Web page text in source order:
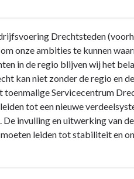
Drechtsteden
onze ambities te kunnen
in de regio blijven wij het
kan niet zonder de regio en
Servicecentrum
tot een nieuwe
invulling en uitwerking van
leiden tot stabiliteit en